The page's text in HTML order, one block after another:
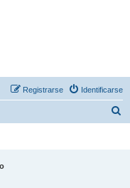
Identificarse
Registrarse